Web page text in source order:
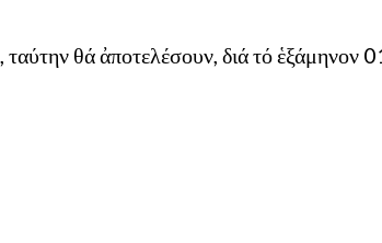
ταύτην θά ἀποτελέσουν, διά τό